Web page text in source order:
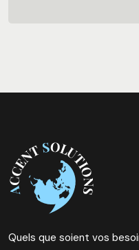
Quels que soient vos